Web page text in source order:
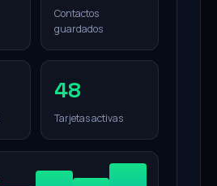
Contactos
guardados
48
Tarjetas activas